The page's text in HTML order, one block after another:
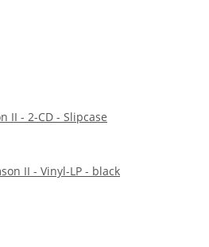
II - 2-CD - Slipcase